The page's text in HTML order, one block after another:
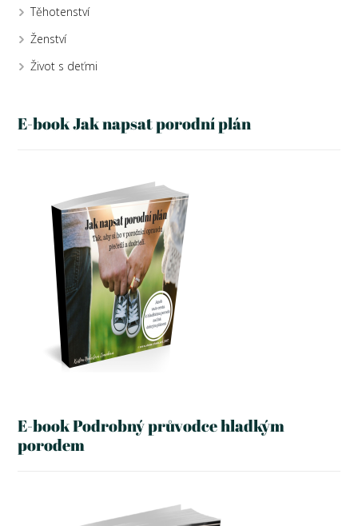
Těhotenství
Ženství
Život s deťmi
E-book Jak napsat porodní plán
E-book Podrobný průvodce hladkým
porodem